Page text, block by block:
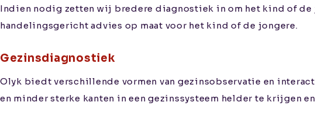
Indien nodig zetten wij bredere diagnostiek in om het kind of
handelingsgericht advies op maat voor het kind of de jongere.
Gezinsdiagnostiek
Olyk biedt verschillende vormen van gezinsobservatie en
en minder sterke kanten in een gezinssysteem helder te krijgen